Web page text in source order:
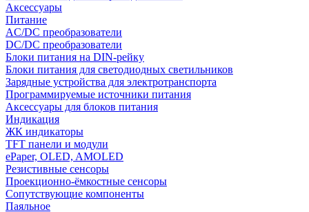
Аксессуары
Питание
AC/DC преобразователи
DC/DC преобразователи
Блоки питания на DIN-рейку
Блоки питания для светодиодных светильников
Зарядные устройства для электротранспорта
Программируемые источники питания
Аксессуары для блоков питания
Индикация
ЖК индикаторы
TFT панели и модули
ePaper, OLED, AMOLED
Резистивные сенсоры
Проекционно-ёмкостные сенсоры
Сопутствующие компоненты
Паяльное